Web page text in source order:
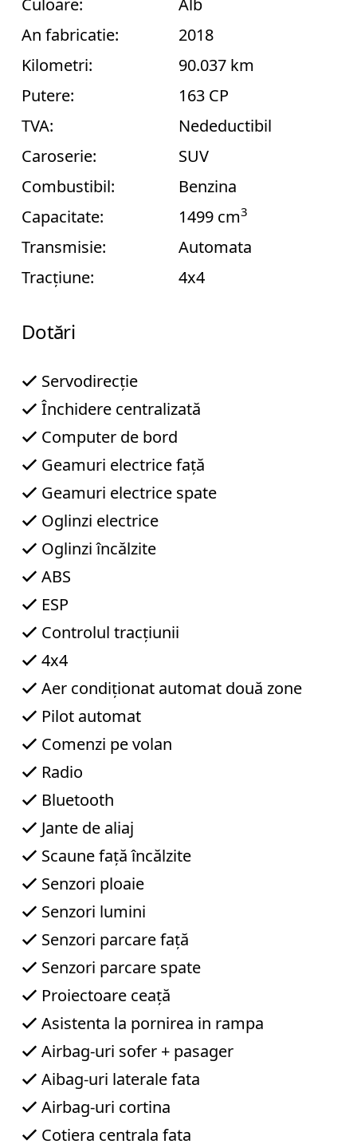
Transmisie
C
o
n
a
T
e
l
e
o
L
u
n
g
s
u
u
e
a
4
7
9
1
6
8
o
b
t
An fabricatie:
2018
Kilometri:
90.037 km
Putere:
163 CP
TVA:
Nedeductibil
Caroserie:
SUV
Combustibil:
Benzina
Capacitate:
1499 cm3
Transmisie:
Automata
Tracțiune:
4x4
Dotări
Servodirecție
Închidere centralizată
Computer de bord
Geamuri electrice față
Geamuri electrice spate
Oglinzi electrice
Oglinzi încălzite
ABS
ESP
Controlul tracțiunii
4x4
Aer condiționat automat două zone
Pilot automat
Comenzi pe volan
Radio
Bluetooth
Jante de aliaj
Scaune față încălzite
Senzori ploaie
Senzori lumini
Senzori parcare față
Senzori parcare spate
Proiectoare ceață
Asistenta la pornirea in rampa
Airbag-uri sofer + pasager
Aibag-uri laterale fata
Airbag-uri cortina
Cotiera centrala fata